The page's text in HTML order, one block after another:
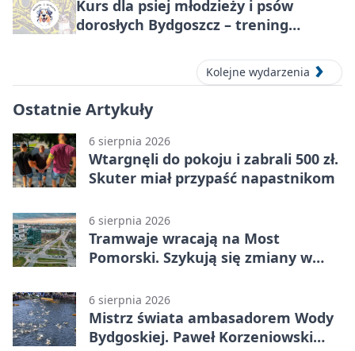
Kurs dla psiej młodzieży i psów
dorosłych Bydgoszcz – trening
Kolejne wydarzenia
Ostatnie Artykuły
6 sierpnia 2026
Wtargnęli do pokoju i zabrali 500 zł.
Skuter miał przypaść napastnikom
6 sierpnia 2026
Tramwaje wracają na Most
Pomorski. Szykują się zmiany w
6 sierpnia 2026
Mistrz świata ambasadorem Wody
Bydgoskiej. Paweł Korzeniowski